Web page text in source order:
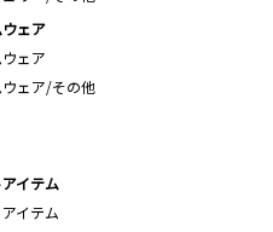
ェア
ェア
ェア/その他
イテム
イテム